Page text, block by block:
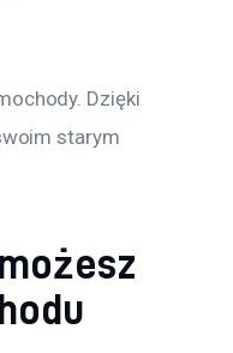
Dzięki
starym